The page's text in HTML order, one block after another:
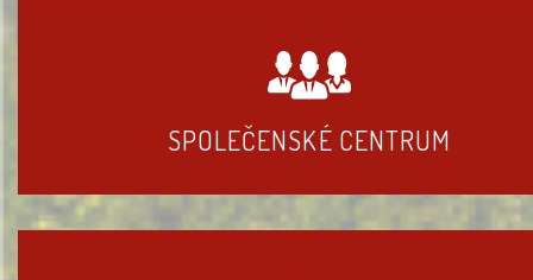
SPOLEČENSKÉ CENTRUM